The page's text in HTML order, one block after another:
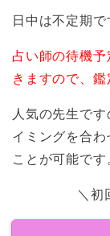
日中は不定期で
占い師の待機
きますので、鑑
人気の先生で
イミングを合
ことが可能です
＼初